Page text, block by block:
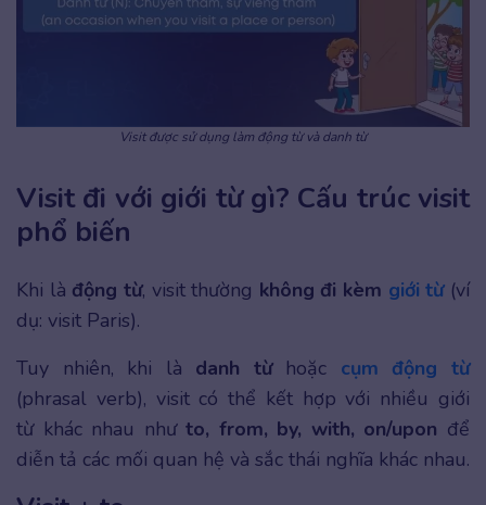
Visit được sử dụng làm động từ và danh từ
Visit đi với giới từ gì? Cấu trúc visit
phổ biến
Khi là động từ, visit thường không đi kèm giới từ(ví
dụ: visit Paris).
Tuy nhiên, khi là danh từ hoặc cụm động từ
(phrasal verb), visit có thể kết hợp với nhiều giới
từ khác nhau nhưto, from, by, with, on/upon để
diễn tả các mối quan hệ và sắc thái nghĩa khác nhau.